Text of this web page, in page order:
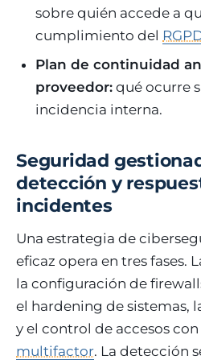
sobre quién accede a
cumplimiento del
Plan de continuidad
proveedor: qué ocurre
incidencia interna.
Seguridad
detección y
incidentes
Una estrategia de
eficaz opera en tres fases.
la configuración de
el hardening de sistemas,
y el control de accesos con
multifactor. La detección